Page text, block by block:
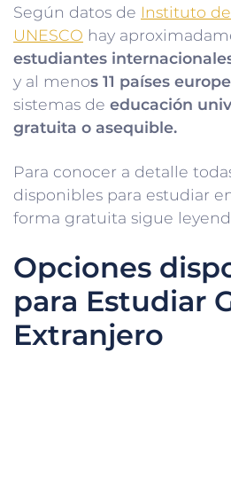
Según datos de Instituto
UNESCO hay
estudiantes
y al menos 11 países
sistemas de educación
gratuita o asequible.
Para conocer a detalle
disponibles para estudiar
forma gratuita sigue
Opciones
para Estudiar
Extranjero